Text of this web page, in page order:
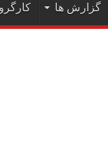
گزارش ها